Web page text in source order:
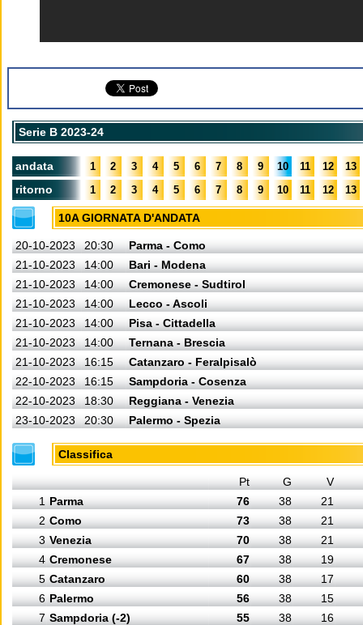
Serie B 2023-24
andata 1 2 3 4 5 6 7 8 9 10 11 12 13
ritorno 1 2 3 4 5 6 7 8 9 10 11 12 13
10A GIORNATA D'ANDATA
20-10-2023 20:30
Parma - Como
21-10-2023
14:00
Bari - Modena
21-10-2023
14:00
Cremonese - Sudtirol
21-10-2023
14:00
Lecco - Ascoli
21-10-2023
14:00
Pisa - Cittadella
21-10-2023
14:00
Ternana - Brescia
21-10-2023
16:15
Catanzaro - Feralpisalò
22-10-2023
16:15
Sampdoria - Cosenza
22-10-2023
18:30
Reggiana - Venezia
23-10-2023
20:30 Palermo - Spezia
Classifica
Pt G
V
1 Parma 76 38
21
2 Como 73 38
21
3 Venezia 70 38
21
4 Cremonese 67 38
19
5 Catanzaro 60 38
17
6 Palermo 56 38
15
7 Sampdoria (-2) 55 38
16